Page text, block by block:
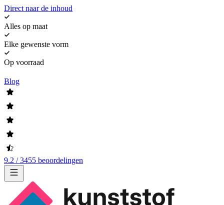
Direct naar de inhoud
Alles op maat
Elke gewenste vorm
Op voorraad
Blog
9.2 / 3455 beoordelingen